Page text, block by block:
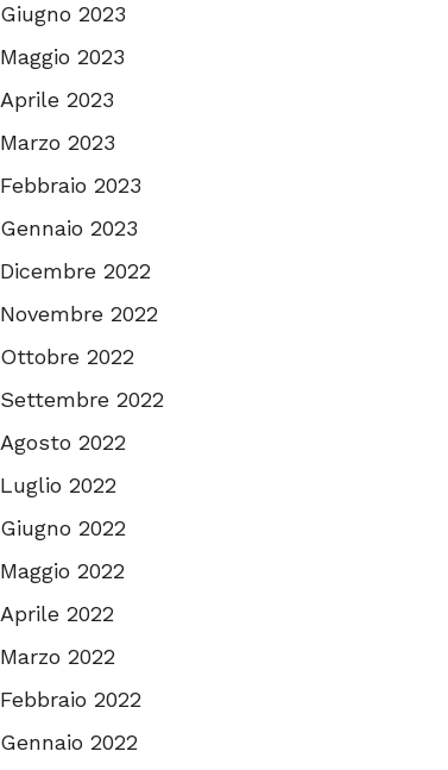
Giugno 2023
Maggio 2023
Aprile 2023
Marzo 2023
Febbraio 2023
Gennaio 2023
Dicembre 2022
Novembre 2022
Ottobre 2022
Settembre 2022
Agosto 2022
Luglio 2022
Giugno 2022
Maggio 2022
Aprile 2022
Marzo 2022
Febbraio 2022
Gennaio 2022